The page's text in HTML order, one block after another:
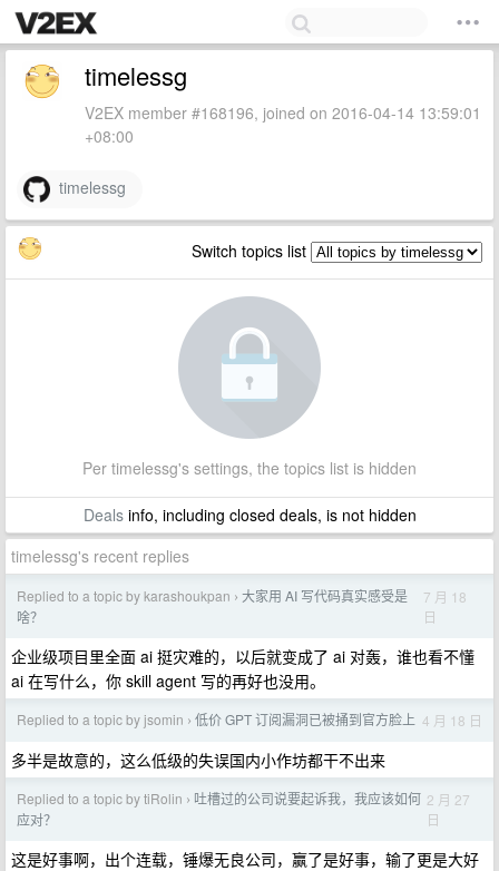
timelessg
V2EX member #168196, joined on 2016-04-14 13:59:01
+08:00
timelessg
Switch topics list
Per timelessg's settings, the topics list is hidden
Dealsinfo, including closed deals, is not hidden
timelessg's recent replies
Replied to a topic by karashoukpan › 大家用 AI 写代码真实感受是
啥？
7 月 18
日
企业级项目里全面 ai 挺灾难的，以后就变成了 ai 对轰，谁也看不懂
ai 在写什么，你 skill agent 写的再好也没用。
Replied to a topic by jsomin › 低价 GPT 订阅漏洞已被捅到官方脸上 4 月 18 日
多半是故意的，这么低级的失误国内小作坊都干不出来
Replied to a topic by tiRolin › 吐槽过的公司说要起诉我，我应该如何
应对？
2 月 27
日
这是好事啊，出个连载，锤爆无良公司，赢了是好事，输了更是大好